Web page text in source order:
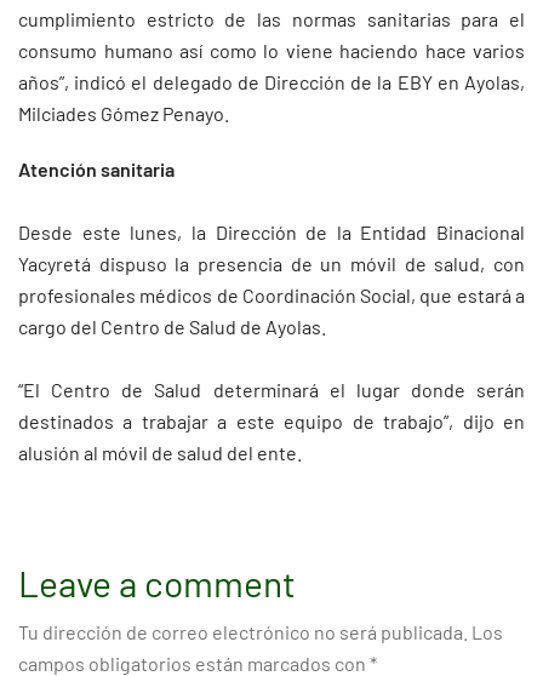
cumplimiento estricto de las normas sanitarias para el
consumo humano así como lo viene haciendo hace varios
años”, indicó el delegado de Dirección de la EBY en Ayolas,
Milciades Gómez Penayo.
Atención sanitaria
Desde este lunes, la Dirección de la Entidad Binacional
Yacyretá dispuso la presencia de un móvil de salud, con
profesionales médicos de Coordinación Social, que estará a
cargo del Centro de Salud de Ayolas.
“El Centro de Salud determinará el lugar donde serán
destinados a trabajar a este equipo de trabajo”, dijo en
alusión al móvil de salud del ente.
Leave a comment
Tu dirección de correo electrónico no será publicada. Los
campos obligatorios están marcados con *